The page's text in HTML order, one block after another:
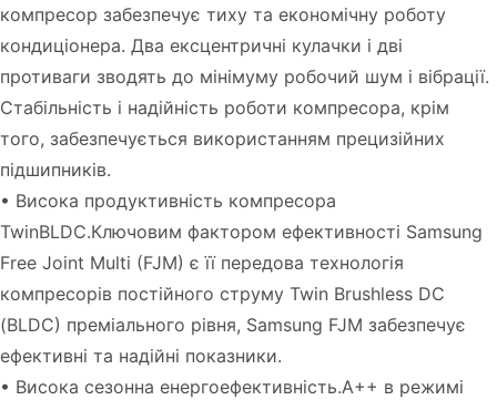
компресор забезпечує тиху та економічну роботу
кондиціонера. Два ексцентричні кулачки і дві
противаги зводять до мінімуму робочий шум і вібрації.
Стабільність і надійність роботи компресора, крім
того, забезпечується використанням прецизійних
підшипників.
• Висока продуктивність компресора
TwinBLDC.Ключовим фактором ефективності Samsung
Free Joint Multi (FJM) є її передова технологія
компресорів постійного струму Twin Brushless DC
(BLDC) преміального рівня, Samsung FJM забезпечує
ефективні та надійні показники.
• Висока сезонна енергоефективність.А++ в режимі